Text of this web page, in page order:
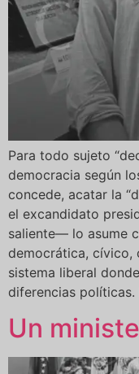
Para todo sujeto
democracia según
concede, acatar la
el excandidato
saliente— lo asume
democrática, cívico,
sistema liberal
diferencias
Un